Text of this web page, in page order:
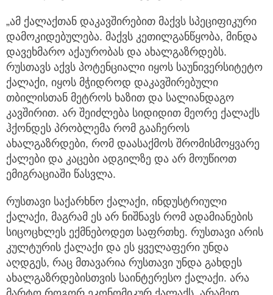
„ამ ქალაქთან დაკავშირებით მაქვს სპეციფიკური
დამოკიდებულება. მაქვს კეთილგანწყობა, მინდა
დავეხმარო აქაურობას და ახალგაზრდებს.
რუსთავს აქვს პოტენციალი იყოს საუნივერსიტეტო
ქალაქი, იყოს მჭიდროდ დაკავშირებული
თბილისთან მეტროს ხაზით და სალიანდაგო
კავშირით. არ შეიძლება სიდიდით მეორე ქალაქს
ჰქონდეს პრობლემა რომ გააჩეროს
ახალგაზრდები, რომ დაასაქმოს შრომისმოყვარე
ქალები და კაცები ადგილზე და არ მოუწიოთ
ემიგრაციაში წასვლა.
რუსთავი საქარხნო ქალაქი, ინდუსტრიული
ქალაქი, მაგრამ ეს არ ნიშნავს რომ ადამიანების
სიცოცხლეს ექმნებოდეთ საფრთხე. რუსთავი არის
კულტურის ქალაქი და ეს ყველაფერი უნდა
აღდგეს, რაც მთავარია რუსთავი უნდა გახდეს
ახალგაზრდებისთვის საინტერესო ქალაქი. არა